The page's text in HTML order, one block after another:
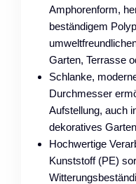
Amphorenform,
beständigem
Garten, Terrasse
Schlanke,
Durchmesser
Aufstellung, auch
dekoratives
Hochwertige
Kunststoff (PE)